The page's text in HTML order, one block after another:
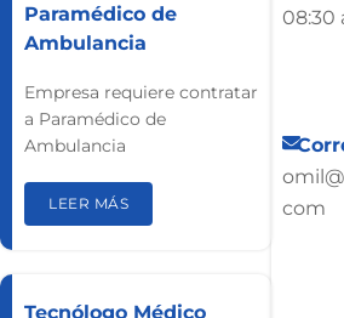
Paramédico de
Ambulancia
Empresa requiere contratar
a Paramédico de
Ambulancia
LEER MÁS
Tecnólogo Médico
08:30
com